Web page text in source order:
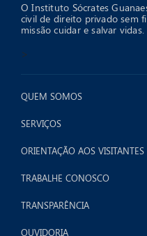
O Instituto Sócrates
civil de direito privado sem
missão cuidar e salvar vidas.
>
QUEM SOMOS
SERVIÇOS
ORIENTAÇÃO AOS VISITANTES
TRABALHE CONOSCO
TRANSPARÊNCIA
OUVIDORIA